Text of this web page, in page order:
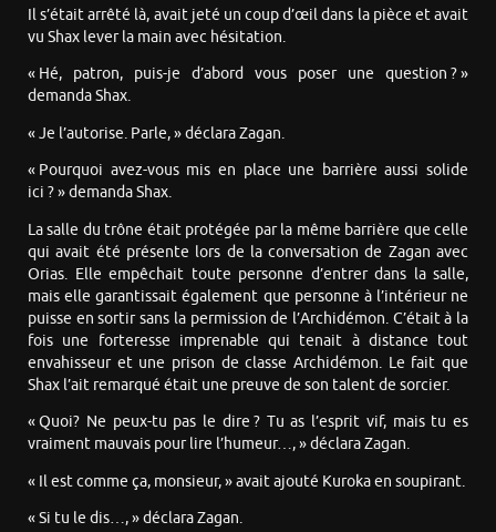
Il s’était arrêté là, avait jeté un coup d’œil dans la pièce et avait
vu Shax lever la main avec hésitation.
« Hé, patron, puis-je d’abord vous poser une question ? »
demanda Shax.
« Je l’autorise. Parle, » déclara Zagan.
« Pourquoi avez-vous mis en place une barrière aussi solide
ici ? » demanda Shax.
La salle du trône était protégée par la même barrière que celle
qui avait été présente lors de la conversation de Zagan avec
Orias. Elle empêchait toute personne d’entrer dans la salle,
mais elle garantissait également que personne à l’intérieur ne
puisse en sortir sans la permission de l’Archidémon. C’était à la
fois une forteresse imprenable qui tenait à distance tout
envahisseur et une prison de classe Archidémon. Le fait que
Shax l’ait remarqué était une preuve de son talent de sorcier.
« Quoi? Ne peux-tu pas le dire ? Tu as l’esprit vif, mais tu es
vraiment mauvais pour lire l’humeur…, » déclara Zagan.
« Il est comme ça, monsieur, » avait ajouté Kuroka en soupirant.
« Si tu le dis…, » déclara Zagan.